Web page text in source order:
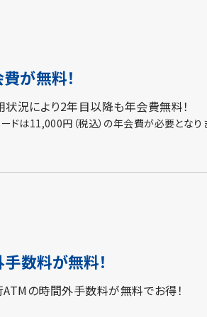
が無料！
状況により2年目以降も年会費無料！
ドは11,000円（税込）の年会費が必要となり
数料が無料！
の時間外手数料が無料でお得！